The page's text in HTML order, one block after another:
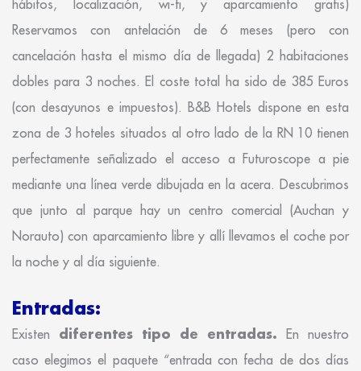
hábitos, localización, wi-fi, y aparcamiento gratis)
Reservamos con antelación de 6 meses (pero con
cancelación hasta el mismo día de llegada) 2 habitaciones
dobles para 3 noches. El coste total ha sido de 385 Euros
(con desayunos e impuestos). B&B Hotels dispone en esta
zona de 3 hoteles situados al otro lado de la RN 10 tienen
perfectamente señalizado el acceso a Futuroscope a pie
mediante una línea verde dibujada en la acera. Descubrimos
que junto al parque hay un centro comercial (Auchan y
Norauto) con aparcamiento libre y allí llevamos el coche por
la noche y al día siguiente.
Entradas:
Existen diferentes tipo de entradas. En nuestro
caso elegimos el paquete “entrada con fecha de dos días